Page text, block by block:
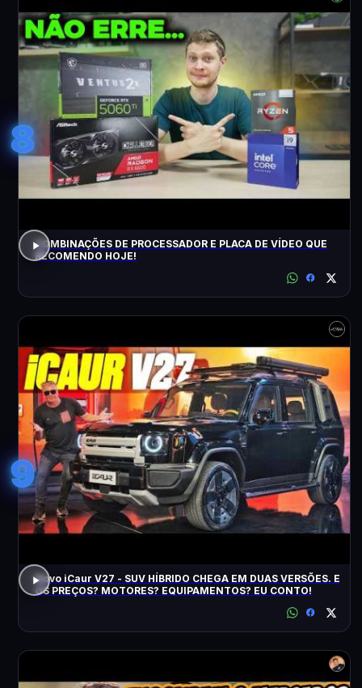
8
COMBINAÇÕES DE PROCESSADOR E PLACA DE VÍDEO QUE
RECOMENDO HOJE!
9
Novo iCaur V27 - SUV HÍBRIDO CHEGA EM DUAS VERSÕES. E
OS PREÇOS? MOTORES? EQUIPAMENTOS? EU CONTO!